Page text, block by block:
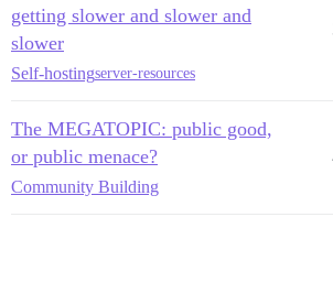
getting slower and slower and
slower
Self-hostingserver-resources
The MEGATOPIC: public good,
or public menace?
Community Building